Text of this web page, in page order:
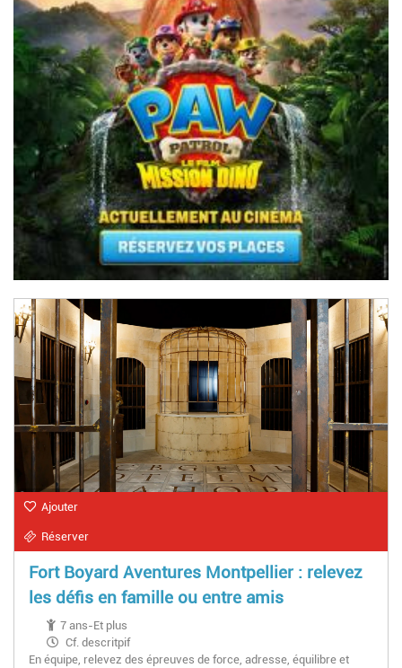
Ajouter
Réserver
Fort Boyard Aventures Montpellier : relevez
les défis en famille ou entre amis
7 ans-Et plus
Cf. descritpif
En équipe, relevez des épreuves de force, adresse, équilibre et